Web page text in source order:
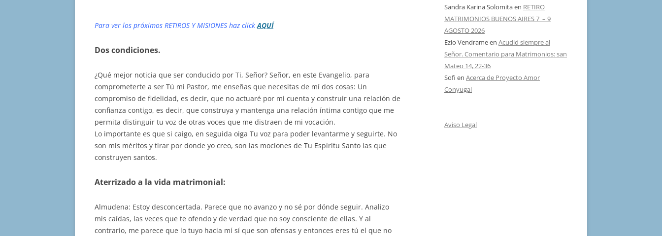
Para ver los próximos RETIROS Y MISIONES haz clickAQUÍ
Dos condiciones.
¿Qué mejor noticia que ser conducido por Ti, Señor? Señor, en este Evangelio, para
comprometerte a ser Tú mi Pastor, me enseñas que necesitas de mí dos cosas: Un
compromiso de fidelidad, es decir, que no actuaré por mi cuenta y construir una relación de
confianza contigo, es decir, que construya y mantenga una relación íntima contigo que me
permita distinguir tu voz de otras voces que me distraen de mi vocación.
Lo importante es que si caigo, en seguida oiga Tu voz para poder levantarme y seguirte. No
son mis méritos y tirar por donde yo creo, son las mociones de Tu Espíritu Santo las que
construyen santos.
Aterrizado a la vida matrimonial:
Almudena: Estoy desconcertada. Parece que no avanzo y no sé por dónde seguir. Analizo
mis caídas, las veces que te ofendo y de verdad que no soy consciente de ellas. Y al
contrario, me parece que lo tuyo hacia mí sí que son ofensas y entonces eres tú el que no
Sandra Karina Solomitaen RETIRO
MATRIMONIOS BUENOS AIRES 7 – 9
AGOSTO 2026
Ezio Vendrameen Acudid siempre al
Señor. Comentario para Matrimonios: san
Mateo 14, 22-36
Sofi en Acerca de Proyecto Amor
Conyugal
Aviso Legal